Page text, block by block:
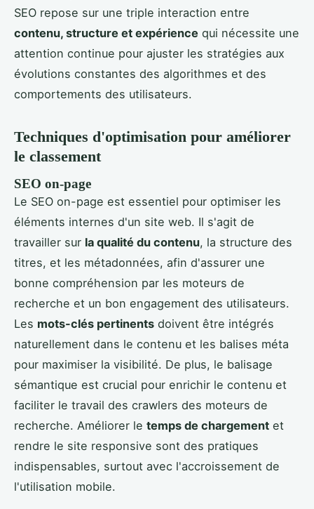
SEO repose sur une triple interaction entre
contenu, structure et expérience qui nécessite une
attention continue pour ajuster les stratégies aux
évolutions constantes des algorithmes et des
comportements des utilisateurs.
Techniques d'optimisation pour améliorer
le classement
SEO on-page
Le SEO on-page est essentiel pour optimiser les
éléments internes d'un site web. Il s'agit de
travailler sur la qualité du contenu, la structure des
titres, et les métadonnées, afin d'assurer une
bonne compréhension par les moteurs de
recherche et un bon engagement des utilisateurs.
Les mots-clés pertinents doivent être intégrés
naturellement dans le contenu et les balises méta
pour maximiser la visibilité. De plus, le balisage
sémantique est crucial pour enrichir le contenu et
faciliter le travail des crawlers des moteurs de
recherche. Améliorer le temps de chargement et
rendre le site responsive sont des pratiques
indispensables, surtout avec l'accroissement de
l'utilisation mobile.